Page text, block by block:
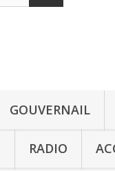
GOUVERNAIL
RADIO